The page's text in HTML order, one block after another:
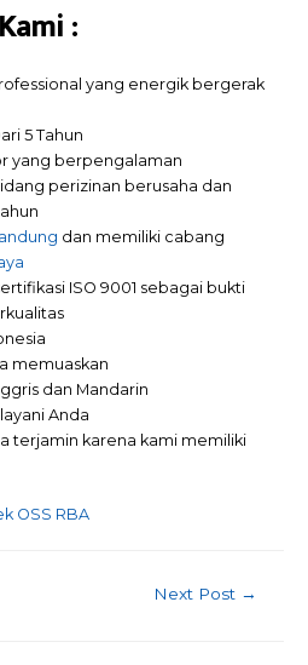
Kami:
yang energik bergerak
5 Tahun
yang berpengalaman
perizinan berusaha dan
dan memiliki cabang
ISO 9001 sebagai bukti
memuaskan
dan Mandarin
Anda
terjamin karena kami memiliki
OSS RBA
Next Post →